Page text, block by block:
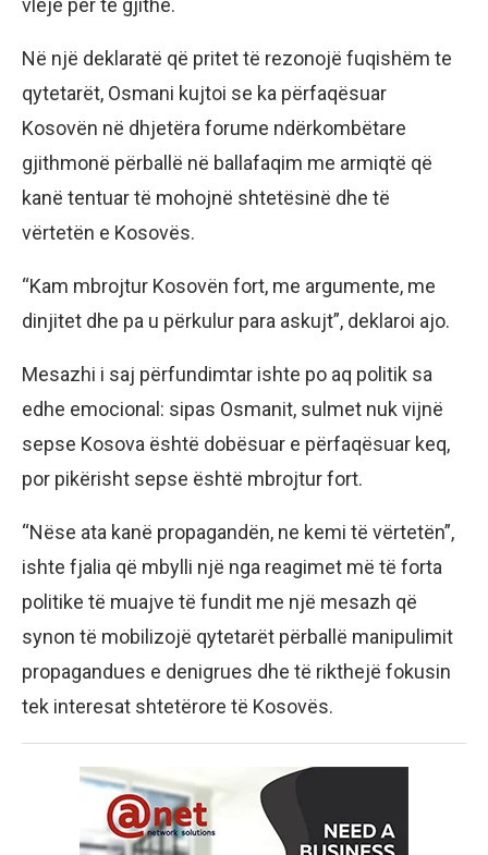
vlejë për të gjithë.
Në një deklaratë që pritet të rezonojë fuqishëm te
qytetarët, Osmani kujtoi se ka përfaqësuar
Kosovën në dhjetëra forume ndërkombëtare
gjithmonë përballë në ballafaqim me armiqtë që
kanë tentuar të mohojnë shtetësinë dhe të
vërtetën e Kosovës.
“Kam mbrojtur Kosovën fort, me argumente, me
dinjitet dhe pa u përkulur para askujt”, deklaroi ajo.
Mesazhi i saj përfundimtar ishte po aq politik sa
edhe emocional: sipas Osmanit, sulmet nuk vijnë
sepse Kosova është dobësuar e përfaqësuar keq,
por pikërisht sepse është mbrojtur fort.
“Nëse ata kanë propagandën, ne kemi të vërtetën”,
ishte fjalia që mbylli një nga reagimet më të forta
politike të muajve të fundit me një mesazh që
synon të mobilizojë qytetarët përballë manipulimit
propagandues e denigrues dhe të rikthejë fokusin
tek interesat shtetërore të Kosovës.